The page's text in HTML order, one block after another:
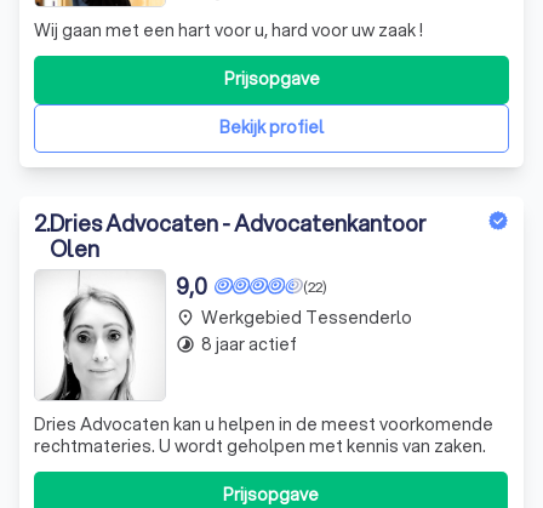
Wij gaan met een hart voor u, hard voor uw zaak !
Bekijk profiel
Prijsopgave
2.Dries Advocaten - Advocatenkantoor
Olen
(22)
9,0
Dries Advocaten kan u helpen in de meest voorkomende
rechtmateries. U wordt geholpen met kennis van zaken.
Prijsopgave
place Werkgebied Tessenderlo
timelapse 8 jaar actief